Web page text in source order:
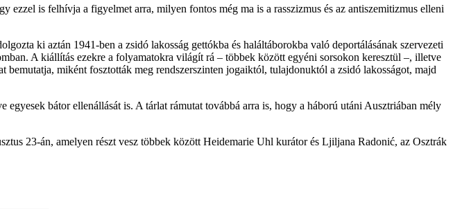
ezzel is felhívja a figyelmet arra, milyen fontos még ma is a rasszizmus és az antiszemitizmus elleni
ki aztán 1941-ben a zsidó lakosság gettókba és haláltáborokba való deportálásának szervezeti
A kiállítás ezekre a folyamatokra világít rá – többek között egyéni sorsokon keresztül –, illetve
miként fosztották meg rendszerszinten jogaiktól, tulajdonuktól a zsidó lakosságot, majd
bátor ellenállását is. A tárlat rámutat továbbá arra is, hogy a háború utáni Ausztriában mély
23-án, amelyen részt vesz többek között Heidemarie Uhl kurátor és Ljiljana Radonić, az Osztrák